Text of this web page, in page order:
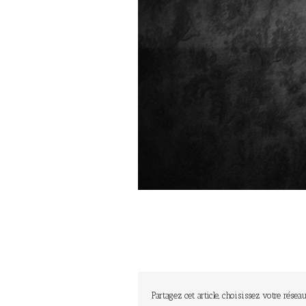
Partagez cet article, choisissez votre